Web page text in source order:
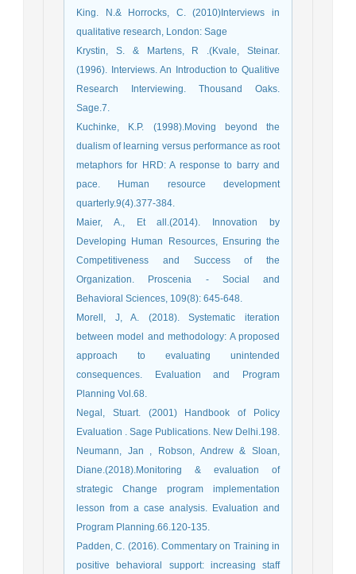
King. N.& Horrocks, C. (2010)Interviews in
qualitative research, London: Sage
Krystin, S. & Martens, R .(Kvale, Steinar.
(1996). Interviews. An Introduction to Qualitive
Research Interviewing. Thousand Oaks.
Sage.7.
Kuchinke, K.P. (1998).Moving beyond the
dualism of learning versus performance as root
metaphors for HRD: A response to barry and
pace. Human resource development
quarterly.9(4).377-384.
Maier, A., Et all.(2014). Innovation by
Developing Human Resources, Ensuring the
Competitiveness and Success of the
Organization. Proscenia - Social and
Behavioral Sciences, 109(8): 645-648.
Morell, J, A. (2018). Systematic iteration
between model and methodology: A proposed
approach to evaluating unintended
consequences. Evaluation and Program
Planning Vol.68.
Negal, Stuart. (2001) Handbook of Policy
Evaluation . Sage Publications. New Delhi.198.
Neumann, Jan , Robson, Andrew & Sloan,
Diane.(2018).Monitoring & evaluation of
strategic Change program implementation
lesson from a case analysis. Evaluation and
Program Planning.66.120-135.
Padden, C. (2016). Commentary on Training in
positive behavioral support: increasing staff